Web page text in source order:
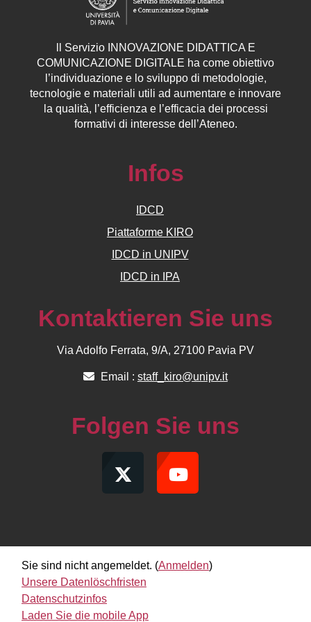
Servizio INNOVAZIONE DIDATTICA E
COMUNICAZIONE DIGITALE ha come obiettivo
l’individuazione e lo sviluppo di metodologie,
tecnologie e materiali utili ad aumentare e innovare
la qualità, l’efficienza e l’efficacia dei processi
formativi di interesse dell’Ateneo.
Infos
IDCD
Piattaforme KIRO
IDCD in UNIPV
IDCD in IPA
Kontaktieren Sie uns
Via Adolfo Ferrata, 9/A, 27100 Pavia PV
Email : staff_kiro@unipv.it
Folgen Sie uns
Sie sind nicht angemeldet. (Anmelden)
Unsere Datenlöschfristen
Datenschutzinfos
Laden Sie die mobile App